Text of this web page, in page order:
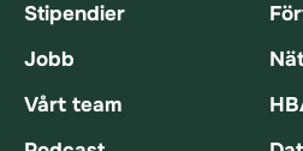
Stipendier
Jobb
Vårt team